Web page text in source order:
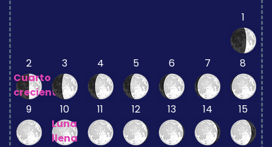
1
2
Cuarto
creciente
3 4 5 6 7 8
9
10
Luna
llena
11 12 13 14 15